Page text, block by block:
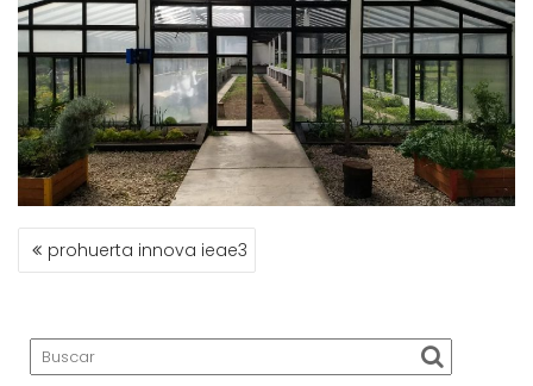
NAVEGACIÓN
DEprohuerta innova ieae3